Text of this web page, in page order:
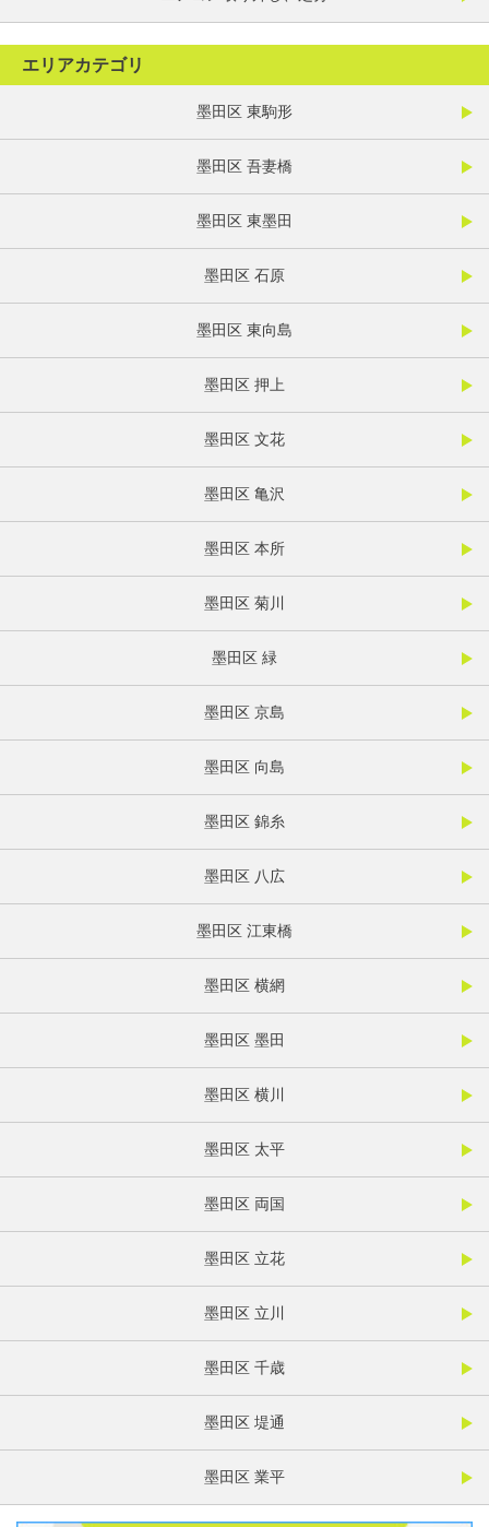
エリアカテゴリ
墨田区 東駒形
墨田区 吾妻橋
墨田区 東墨田
墨田区 石原
墨田区 東向島
墨田区 押上
墨田区 文花
墨田区 亀沢
墨田区 本所
墨田区 菊川
墨田区 緑
墨田区 京島
墨田区 向島
墨田区 錦糸
墨田区 八広
墨田区 江東橋
墨田区 横網
墨田区 墨田
墨田区 横川
墨田区 太平
墨田区 両国
墨田区 立花
墨田区 立川
墨田区 千歳
墨田区 堤通
墨田区 業平